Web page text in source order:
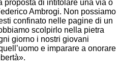
proposta di intitolare una via o
Ambrogi. Non possiamo
confinato nelle pagine di un
scolpirlo nella pietra
giorno i nostri giovani
e imparare a onorare